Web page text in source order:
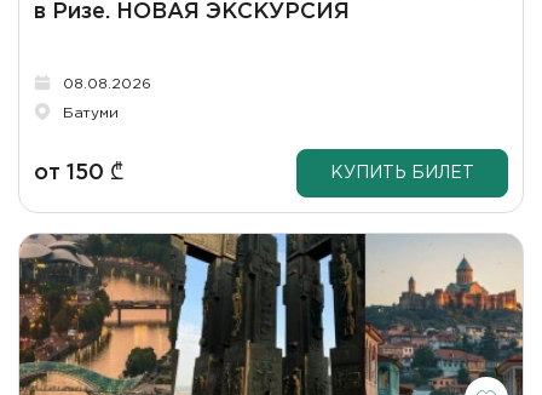
в Ризе. НОВАЯ ЭКСКУРСИЯ
08.08.2026
Батуми
от 150 ₾ КУПИТЬ БИЛЕТ